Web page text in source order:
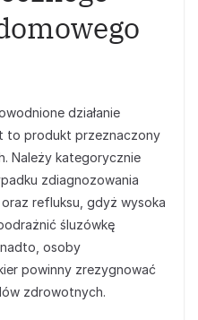
działanie
to produkt przeznaczony
Należy kategorycznie
zdiagnozowania
refluksu, gdyż wysoka
śluzówkę
osoby
powinny zrezygnować
zdrowotnych.